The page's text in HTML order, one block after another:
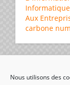
Nous utilisons des
Informatique
Aux
carbone